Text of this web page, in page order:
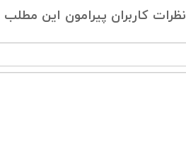
نظرات کاربران پیرامون این مطلب